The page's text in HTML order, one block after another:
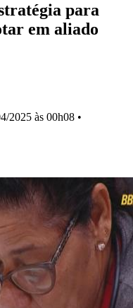
para
em aliado
2025 às 00h08 •